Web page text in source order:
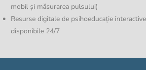
mobil și măsurarea pulsului)
Resurse digitale de psihoeducație interactive
disponibile 24/7